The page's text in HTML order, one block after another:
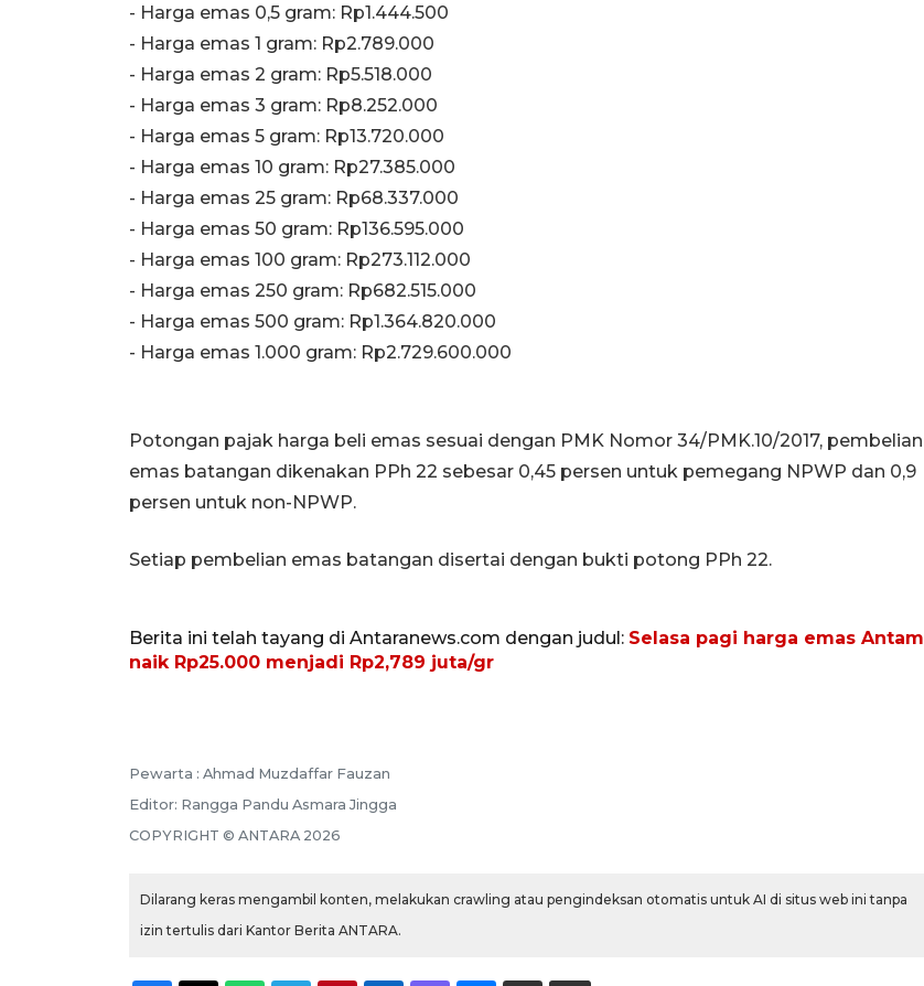
‎‎- Harga emas 0,5 gram: Rp1.444.500
- Harga emas 1 gram: Rp2.789.000
‎- Harga emas 2 gram: Rp5.518.000
‎- Harga emas 3 gram: Rp8.252.000
‎- Harga emas 5 gram: Rp13.720.000
‎- Harga emas 10 gram: Rp27.385.000
‎- Harga emas 25 gram: Rp68.337.000
‎- Harga emas 50 gram: Rp136.595.000
‎- Harga emas 100 gram: Rp273.112.000
‎- Harga emas 250 gram: Rp682.515.000
‎- Harga emas 500 gram: Rp1.364.820.000
‎- Harga emas 1.000 gram: Rp2.729.600.000
‎‎Potongan pajak harga beli emas sesuai dengan PMK Nomor 34/PMK.10/2017, pembelian
emas batangan dikenakan PPh 22 sebesar 0,45 persen untuk pemegang NPWP dan 0,9
persen untuk non-NPWP.
Setiap pembelian emas batangan disertai dengan bukti potong PPh 22.
Berita ini telah tayang di Antaranews.com dengan judul: Selasa pagi harga emas Antam
naik Rp25.000 menjadi Rp2,789 juta/gr
Pewarta : Ahmad Muzdaffar Fauzan
Editor: Rangga Pandu Asmara Jingga
COPYRIGHT © ANTARA 2026
Dilarang keras mengambil konten, melakukan crawling atau pengindeksan otomatis untuk AI di situs web ini tanpa
izin tertulis dari Kantor Berita ANTARA.